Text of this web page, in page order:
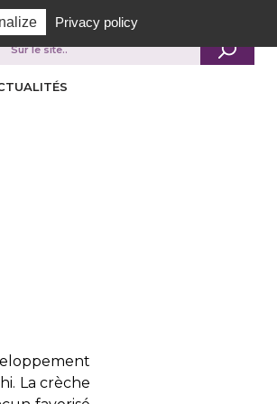
recherche
La crèche
Privacy policy